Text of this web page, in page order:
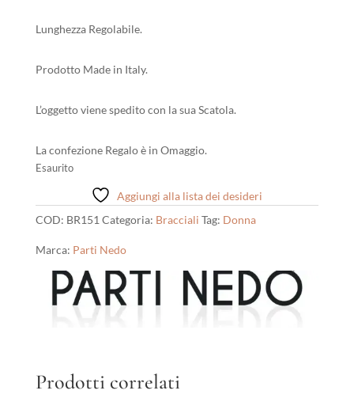
Lunghezza Regolabile.
Prodotto Made in Italy.
L’oggetto viene spedito con la sua Scatola.
La confezione Regalo è in Omaggio.
Esaurito
Aggiungi alla lista dei desideri
COD: BR151 Categoria: Bracciali Tag: Donna
Marca: Parti Nedo
Prodotti correlati